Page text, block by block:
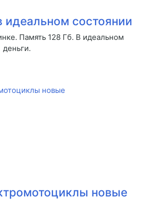
идеальном состоянии
Память 128 Гб. В идеальном
новые